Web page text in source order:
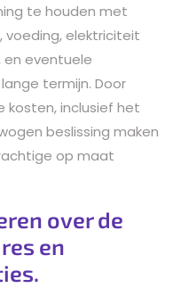
te houden met
voeding, elektriciteit
en eventuele
termijn. Door
kosten, inclusief het
beslissing maken
op maat
over de
en